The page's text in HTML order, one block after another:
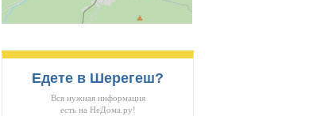
Едете в Шерегеш?
Вся нужная информация
есть на НеДома.ру!